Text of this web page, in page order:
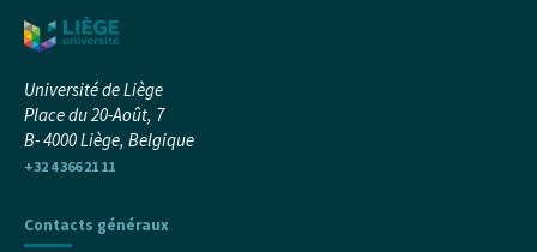
Université de Liège
Place du 20-Août, 7
B- 4000 Liège, Belgique
+32 4 366 21 11
Contacts généraux